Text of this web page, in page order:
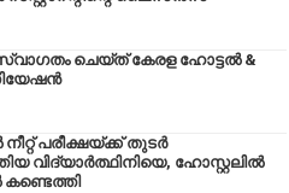
ചെയ്ത് കേരള ഹോട്ടൽ &
പരീക്ഷയ്ക്ക് തുടർ
വിദ്യാർത്ഥിനിയെ, ഹോസ്റ്റലിൽ
കണ്ടെത്തി